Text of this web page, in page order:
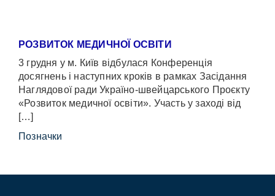
РОЗВИТОК МЕДИЧНОЇ ОСВІТИ
3 грудня у м. Київ відбулася Конференція
досягнень і наступних кроків в рамках Засідання
Наглядової ради Україно-швейцарського Проєкту
«Розвиток медичної освіти». Участь у заході від
[…]
Позначки